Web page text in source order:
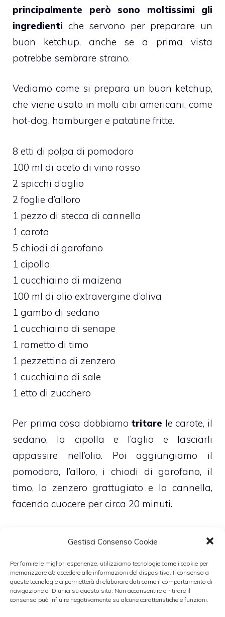
Gestisci Consenso Cookie
Per fornire le migliori esperienze, utilizziamo tecnologie come i cookie per
memorizzare e/o accedere alle informazioni del dispositivo. Il consenso a
queste tecnologie ci permetterà di elaborare dati come il comportamento di
navigazione o ID unici su questo sito. Non acconsentire o ritirare il
consenso può influire negativamente su alcune caratteristiche e funzioni.
principalmente però sono moltissimi gli
ingredienti che servono per preparare un
buon ketchup, anche se a prima vista
potrebbe sembrare strano.
Vediamo come si prepara un buon ketchup,
che viene usato in molti cibi americani, come
hot-dog, hamburger e patatine fritte.
8 etti di polpa di pomodoro
100 ml di aceto di vino rosso
2 spicchi d’aglio
2 foglie d’alloro
1 pezzo di stecca di cannella
1 carota
5 chiodi di garofano
1 cipolla
1 cucchiaino di maizena
100 ml di olio extravergine d’oliva
1 gambo di sedano
1 cucchiaino di senape
1 rametto di timo
1 pezzettino di zenzero
1 cucchiaino di sale
1 etto di zucchero
Per prima cosa dobbiamo tritare le carote, il
sedano, la cipolla e l’aglio e lasciarli
appassire nell’olio. Poi aggiungiamo il
pomodoro, l’alloro, i chiodi di garofano, il
timo, lo zenzero grattugiato e la cannella,
facendo cuocere per circa 20 minuti.
senape e facciamo bollireil tutto.Dobbiamo
lasciare cuocere circa 90 minuti a fuoco
lieve.